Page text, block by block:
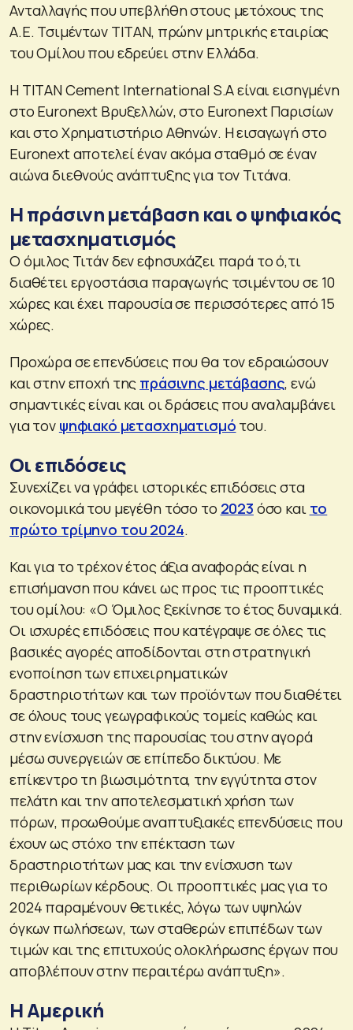
Ανταλλαγής που υπεβλήθη στους μετόχους της
Α.Ε. Τσιμέντων TΙΤΑΝ, πρώην μητρικής εταιρίας
του Ομίλου που εδρεύει στην Ελλάδα.
Η TITAN Cement International S.A είναι εισηγμένη
στο Euronext Βρυξελλών, στο Euronext Παρισίων
και στο Χρηματιστήριο Αθηνών. Η εισαγωγή στο
Euronext αποτελεί έναν ακόμα σταθμό σε έναν
αιώνα διεθνούς ανάπτυξης για τον Τιτάνα.
Η πράσινη μετάβαση και ο ψηφιακός
μετασχηματισμός
Ο όμιλος Τιτάν δεν εφησυχάζει παρά το ό,τι
διαθέτει εργοστάσια παραγωγής τσιμέντου σε 10
χώρες και έχει παρουσία σε περισσότερες από 15
χώρες.
Προχώρα σε επενδύσεις που θα τον εδραιώσουν
και στην εποχή της πράσινης μετάβασης, ενώ
σημαντικές είναι και οι δράσεις που αναλαμβάνει
για τον ψηφιακό μετασχηματισμό του.
Οι επιδόσεις
Συνεχίζει να γράφει ιστορικές επιδόσεις στα
οικονομικά του μεγέθη τόσο το 2023 όσο και το
πρώτο τρίμηνο του 2024.
Και για το τρέχον έτος άξια αναφοράς είναι η
επισήμανση που κάνει ως προς τις προοπτικές
του ομίλου: «Ο Όμιλος ξεκίνησε το έτος δυναμικά.
Οι ισχυρές επιδόσεις που κατέγραψε σε όλες τις
βασικές αγορές αποδίδονται στη στρατηγική
ενοποίηση των επιχειρηματικών
δραστηριοτήτων και των προϊόντων που διαθέτει
σε όλους τους γεωγραφικούς τομείς καθώς και
στην ενίσχυση της παρουσίας του στην αγορά
μέσω συνεργειών σε επίπεδο δικτύου. Με
επίκεντρο τη βιωσιμότητα, την εγγύτητα στον
πελάτη και την αποτελεσματική χρήση των
πόρων, προωθούμε αναπτυξιακές επενδύσεις που
έχουν ως στόχο την επέκταση των
δραστηριοτήτων μας και την ενίσχυση των
περιθωρίων κέρδους. Οι προοπτικές μας για το
2024 παραμένουν θετικές, λόγω των υψηλών
όγκων πωλήσεων, των σταθερών επιπέδων των
τιμών και της επιτυχούς ολοκλήρωσης έργων που
αποβλέπουν στην περαιτέρω ανάπτυξη».
Η Αμερική